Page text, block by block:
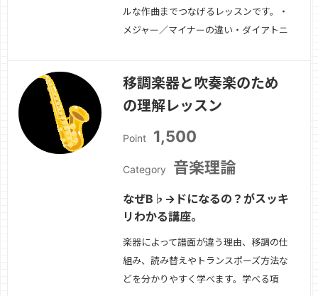
ルな作曲までつなげるレッスンです。・
メジャー／マイナーの違い・ダイアトニ
奏と構成の考え方初心者の「わからな
い」を一緒に整理します。
移調楽器と吹奏楽のため
の理解レッスン
Point 1,500
Category 音楽理論
なぜB♭→ドになるの？がスッキ
リわかる講座。
楽器によって譜面が違う理由、移調の仕
組み、読み替えやトランスポーズ方法な
どを分かりやすく学べます。学べる項